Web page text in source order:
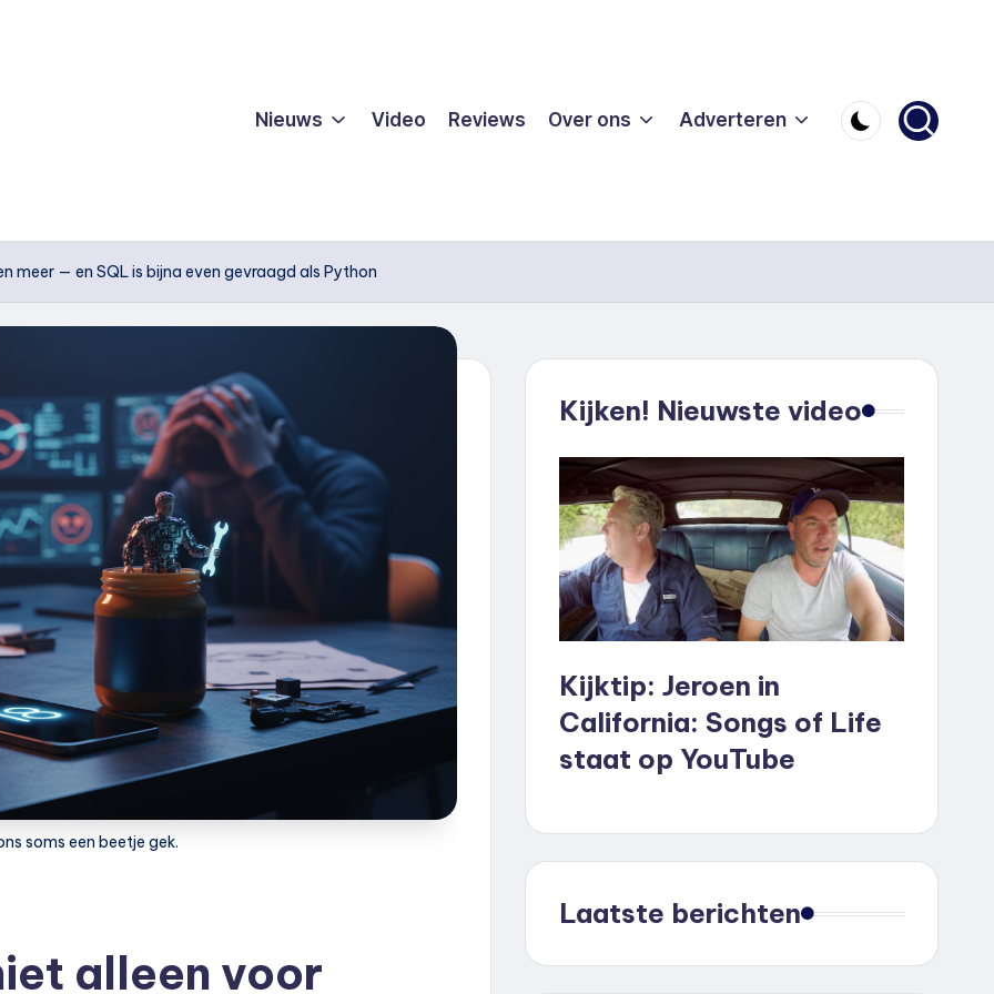
Nieuws Video Reviews Over ons Adverteren
meer — en SQL is bijna even gevraagd als Python
soms een beetje gek.
alleen voor
Kijken! Nieuwste video
Kijktip: Jeroen in
California: Songs of Life
staat op YouTube
Laatste berichten